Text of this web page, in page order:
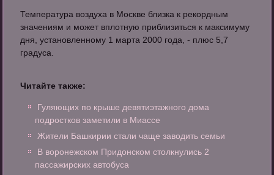
Температура воздуха в Москве близка к рекордным
значениям и может вплотную приблизиться к максимуму
дня, установленному 1 марта 2000 года, - плюс 5,7
градуса.
Читайте также:
Гуляющих по крыше девятиэтажного дома
подростков заметили в Миассе
Жители Башкирии стали чаще заводить семьи
В воронежском Придонском столкнулись 2
пассажирских автобуса